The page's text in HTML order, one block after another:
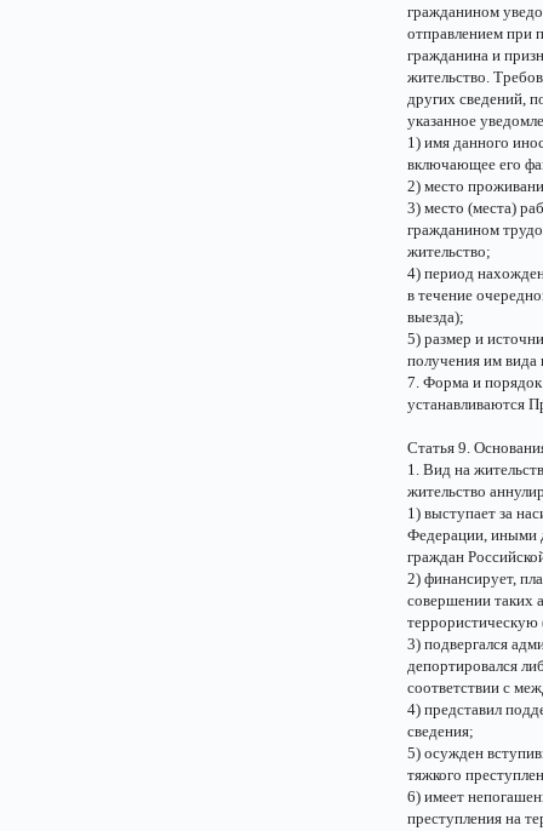
гражданином
отправлением при
гражданина и
жительство.
других сведений,
указанное
1) имя данного
включающее его
2) место
3) место (места)
гражданином
жительство;
4) период
в течение
выезда);
5) размер и
получения им вида
7. Форма и порядок
устанавливаются
Статья 9.
1. Вид на
жительство
1) выступает за
Федерации, иными
граждан
2) финансирует,
совершении таких
террористическую
3) подвергался
депортировался
соответствии с
4) представил
сведения;
5) осужден
тяжкого
6) имеет
преступления на